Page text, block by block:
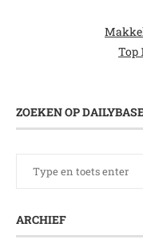
Top
ZOEKEN OP
ARCHIEF